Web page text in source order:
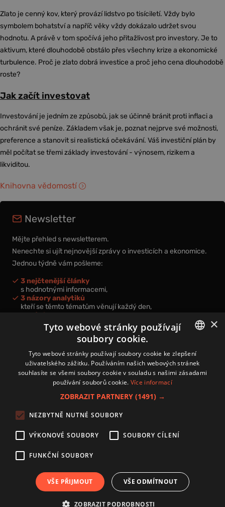
Zlato je cenný kov, který provází lidstvo po tisíciletí. Vždy bylo
symbolem bohatství a napříč věky vždy dokázalo udržet svou
hodnotu. A právě v tom spočívá jeho přitažlivost pro investory. Je to
aktivum, které dlouhodobě obstálo přes všechny krize a ekonomické
turbulence. Proč je zlato dobrá investice a proč jeho cena dlouhodobě
roste?
Jak začít investovat
Investování je jedním ze způsobů, jak se účinně bránit proti inflaci a
ochránit své peníze. Základem však je, poznat nejprve své možnosti,
preference a stanovit si realistická očekávání. Váš investiční plán by
měl počítat se třemi základy investování - výnosem, rizikem a
likviditou.
Knihovna vědomostí
Newsletter
Mějte přehled s newsletterem.
Nenechte si ujít nejnovější zprávy o investicích a ekonomice.
Jednou týdně vám pošleme:
3 nejčtenější články
s hodnotnými informacemi,
3 názory analytiků
kteří se těmto tématům věnují každý den,
nová videa a podcasty
k prohloubení vašich znalostí.
Přihlášením k newsletteru vyjadřujete svůj souhlas spodmínkami
zpracování osobních údajů.
Zásady používání souborů cookies
Autoři
Nastavení cookies
CZECH
×
Tyto webové stránky používají
soubory cookie.
Tyto webové stránky používají soubory cookie ke zlepšení
uživatelského zážitku. Používáním našich webových stránek
souhlasíte se všemi soubory cookie v souladu s našimi zásadami
používání souborů cookie. Více informací
ZOBRAZIT PARTNERY (1491) →
NEZBYTNĚ NUTNÉ SOUBORY
VÝKONOVÉ SOUBORY SOUBORY CÍLENÍ
FUNKČNÍ SOUBORY
VŠE PŘIJMOUT VŠE ODMÍTNOUT
ZOBRAZIT PODROBNOSTI